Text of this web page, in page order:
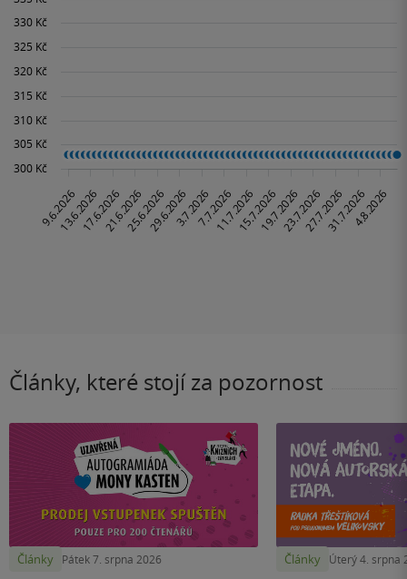
Články, které stojí za pozornost
Články Pátek 7. srpna 2026 Články Úterý 4. srpna